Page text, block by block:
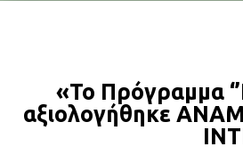
«Το Πρόγραμμα
αξιολογήθηκε